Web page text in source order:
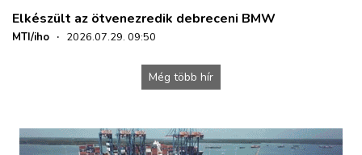
Elkészült az ötvenezredik debreceni BMW
MTI/iho · 2026.07.29. 09:50
Még több hír